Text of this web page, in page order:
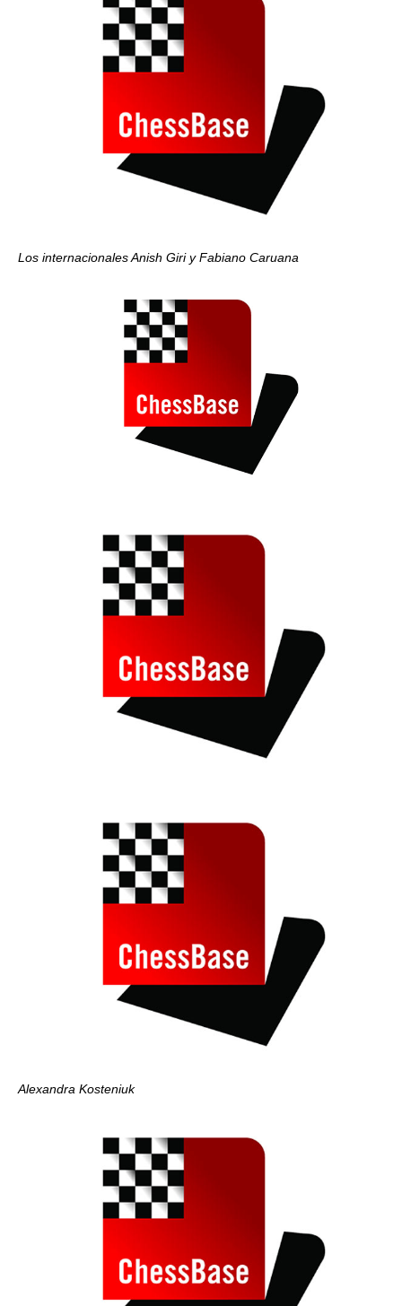
Los internacionales Anish Giri y Fabiano Caruana
Alexandra Kosteniuk